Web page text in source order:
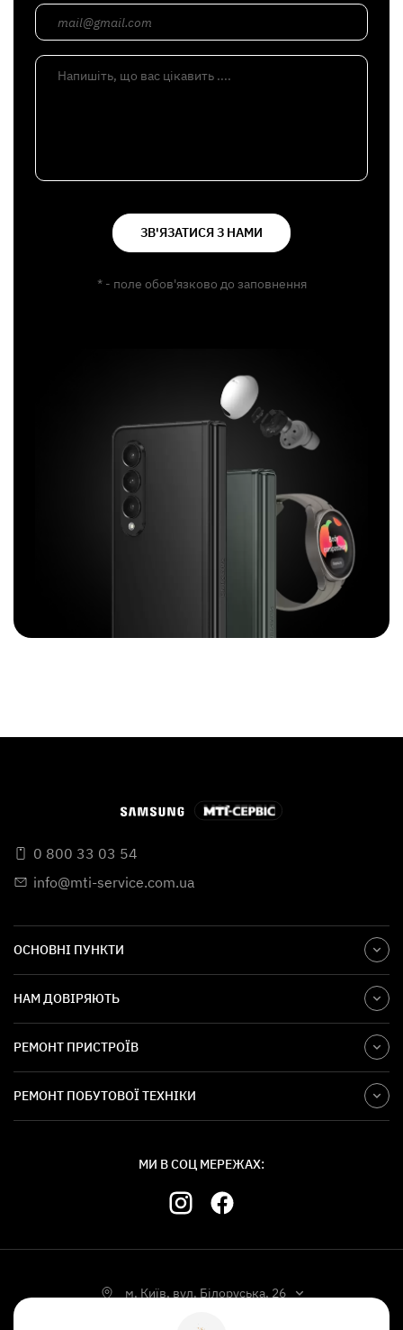
mail@gmail.com
Напишіть, що вас цікавить ....
ЗВ'ЯЗАТИСЯ З НАМИ
* - поле обов'язково до заповнення
0 800 33 03 54
info@mti-service.com.ua
ОСНОВНІ ПУНКТИ
НАМ ДОВІРЯЮТЬ
РЕМОНТ ПРИСТРОЇВ
РЕМОНТ ПОБУТОВОЇ ТЕХНІКИ
МИ В СОЦ МЕРЕЖАХ:
м. Київ, вул. Білоруська, 26